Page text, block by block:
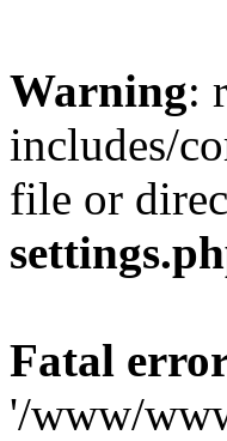
Warning:
includes/
file or
Fatal
'/www/